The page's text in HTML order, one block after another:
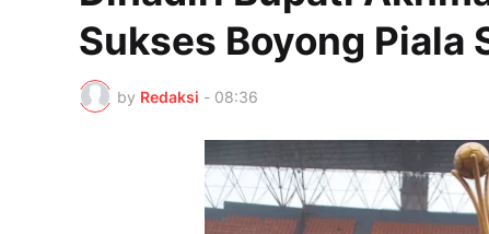
Sukses Boyong Piala
by Redaksi - 08:36